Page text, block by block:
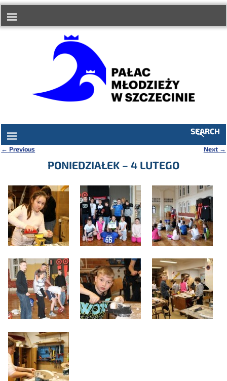
treści
SEARCH
← Previous Next →
PONIEDZIAŁEK – 4 LUTEGO